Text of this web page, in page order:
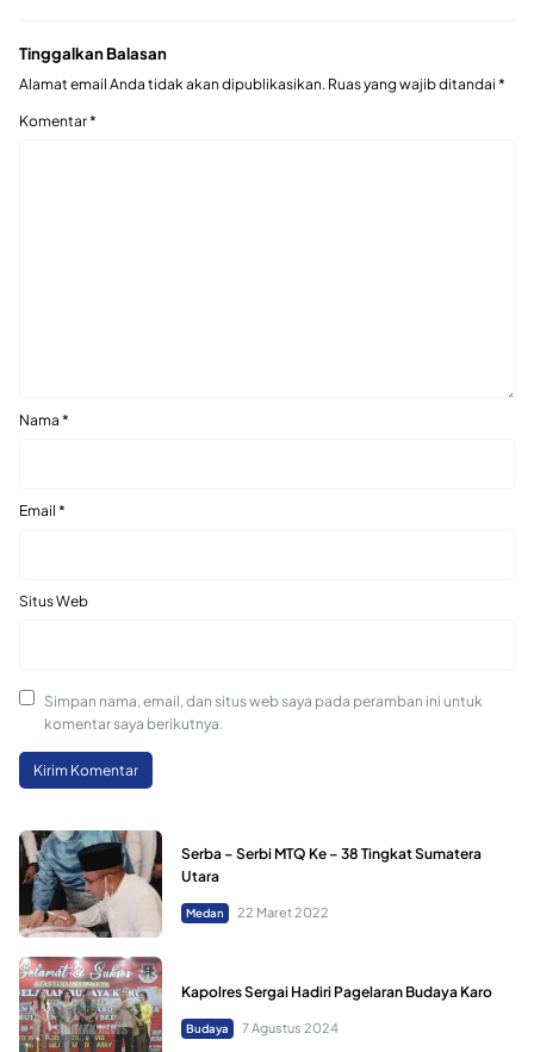
Tinggalkan Balasan
Alamat email Anda tidak akan dipublikasikan. Ruas yang wajib ditandai *
Komentar*
Nama *
Email *
Situs Web
Simpan nama, email, dan situs web saya pada peramban ini untuk
komentar saya berikutnya.
Serba – Serbi MTQ Ke – 38 Tingkat Sumatera
Utara
Medan 22 Maret 2022
Kapolres Sergai Hadiri Pagelaran Budaya Karo
Budaya 7 Agustus 2024